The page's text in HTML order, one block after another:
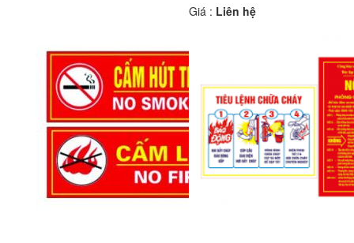
Giá : Liên hệ